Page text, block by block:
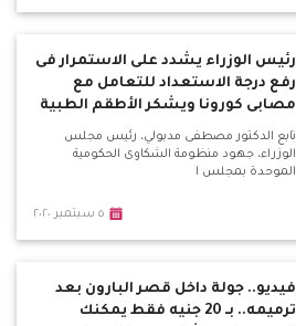
رئيس الوزراء يشدد على الاستمرار فى
رفع درجة الاستعداد للتعامل مع
مصابى كورونا ويشكر الأطقم الطبية
تابع الدكتور مصطفى مدبولي، رئيس مجلس
الوزراء، جهود منظومة الشكاوى الحكومية
الموحدة بمجلس ا
٥ سبتمبر ٢٠٢٠
فيديو.. جولة داخل قصر البارون بعد
ترميمه.. بـ 20 جنيه فقط يمكنك